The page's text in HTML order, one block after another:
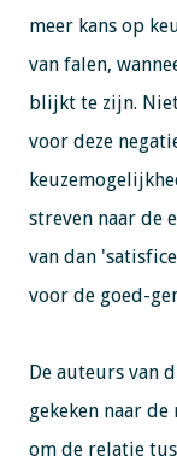
meer kans op
van falen,
blijkt te zijn.
voor deze
streven naar de
van dan
voor de goed-
De auteurs van
gekeken naar
om de relatie